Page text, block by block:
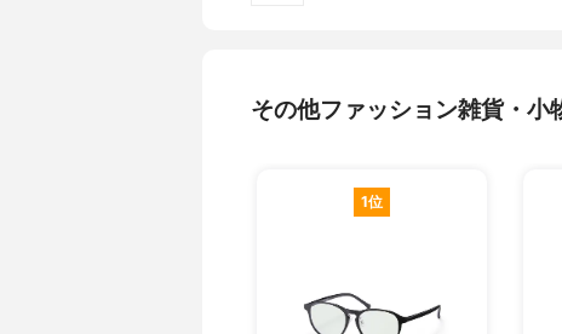
その他ファッション雑貨・小
1位